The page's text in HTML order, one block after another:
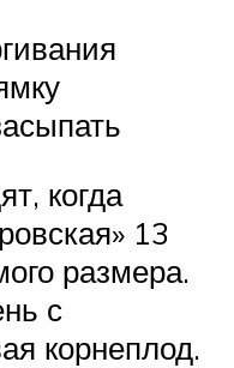
когда
13
размера.
с
корнеплод.